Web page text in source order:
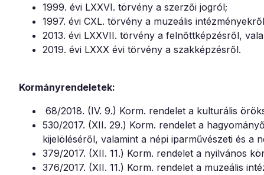
1999. évi LXXVI. törvény a szerzői jogról;
1997. évi CXL. törvény a muzeális
2013. évi LXXVII. törvény a felnőttképzésről,
2019. évi LXXX évi törvény a szakképzésről.
Kormányrendeletek:
68/2018. (IV. 9.) Korm. rendelet a kulturális
530/2017. (XII. 29.) Korm. rendelet a
kijelöléséről, valamint a népi iparművészeti és a
379/2017. (XII. 11.) Korm. rendelet a nyilvános
376/2017. (XII. 11.) Korm. rendelet a muzeális